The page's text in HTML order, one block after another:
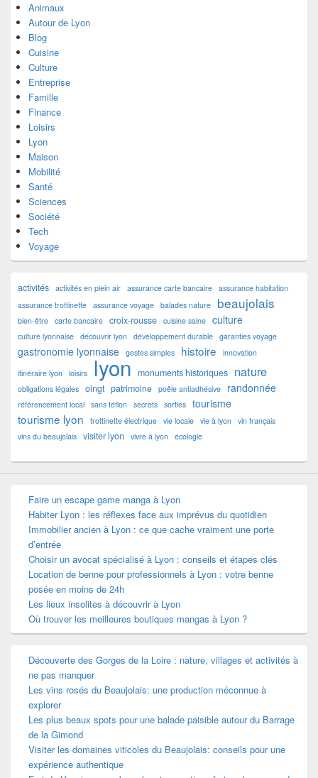
Animaux
Autour de Lyon
Blog
Cuisine
Culture
Entreprise
Famille
Finance
Loisirs
Lyon
Maison
Mobilité
Santé
Sciences
Société
Tech
Voyage
activités activités en plein air assurance carte bancaire assurance habitation
assurance trottinette assurance voyage balades nature beaujolais
bien-être carte bancaire croix-rousse cuisine saine culture
culture lyonnaise découvrir lyon développement durable garanties voyage
gastronomie lyonnaise gestes simples histoire
innovation
itinéraire lyon loisirs lyon monuments historiques nature
obligations légales oingt patrimoine poêle antiadhésive randonnée
référencement local sans téflon secrets sorties tourisme
tourisme lyon trottinette électrique vie locale vie à lyon vin français
vins du beaujolais visiter lyon vivre à lyon écologie
Faire un escape game manga à Lyon
Habiter Lyon : les réflexes face aux imprévus du quotidien
Immobilier ancien à Lyon : ce que cache vraiment une porte
d’entrée
Choisir un avocat spécialisé à Lyon : conseils et étapes clés
Location de benne pour professionnels à Lyon : votre benne
posée en moins de 24h
Les lieux insolites à découvrir à Lyon
Où trouver les meilleures boutiques mangas à Lyon ?
Découverte des Gorges de la Loire : nature, villages et activités à
ne pas manquer
Les vins rosés du Beaujolais: une production méconnue à
explorer
Les plus beaux spots pour une balade paisible autour du Barrage
de la Gimond
Visiter les domaines viticoles du Beaujolais: conseils pour une
expérience authentique